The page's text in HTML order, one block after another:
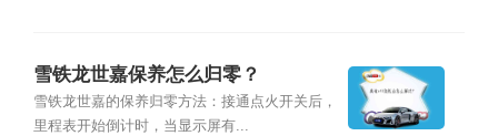
雪铁龙世嘉保养怎么归零？
雪铁龙世嘉的保养归零方法：接通点火开关后，
里程表开始倒计时，当显示屏有...